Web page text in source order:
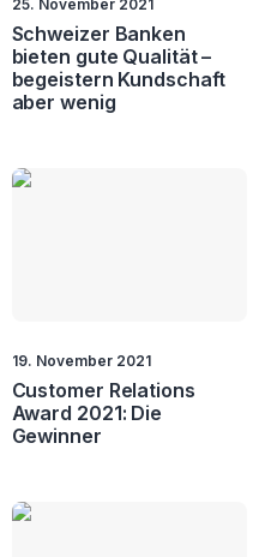
25. November 2021
Schweizer Banken
bieten gute Qualität –
begeistern Kundschaft
aber wenig
19. November 2021
Customer Relations
Award 2021: Die
Gewinner